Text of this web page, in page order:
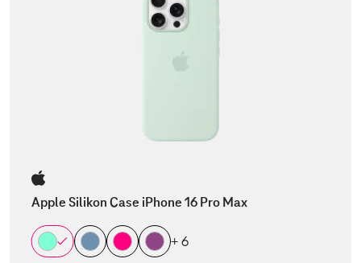
Apple Silikon Case iPhone 16 Pro Max
+ 6